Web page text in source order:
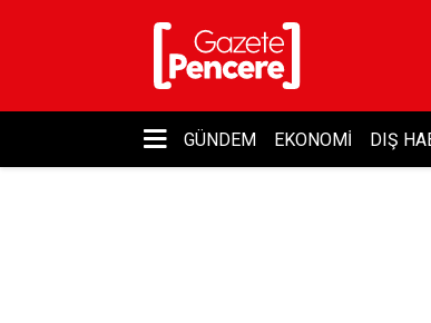
GÜNDEM EKONOMI DIŞ